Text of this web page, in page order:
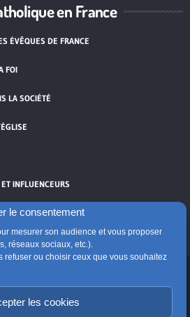
le consentement
mesurer son audience et vous proposer
réseaux sociaux, etc.).
refuser ou choisir ceux que vous souhaitez
les cookies
en France
ÉVÊQUES DE FRANCE
FOI
LA SOCIÉTÉ
INFLUENCEURS
accepter les cookies de
sociaux et activer ce